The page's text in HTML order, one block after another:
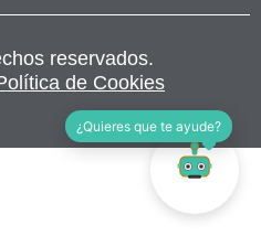
reservados.
de Cookies
¿Quieres que te ayude?